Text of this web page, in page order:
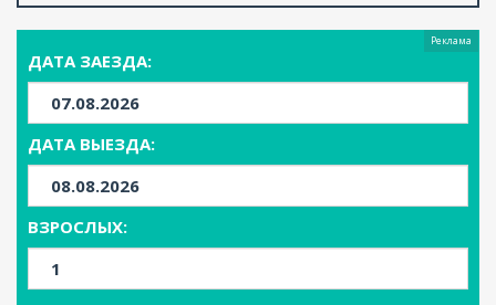
Реклама
ДАТА ЗАЕЗДА:
ДАТА ВЫЕЗДА:
ВЗРОСЛЫХ: